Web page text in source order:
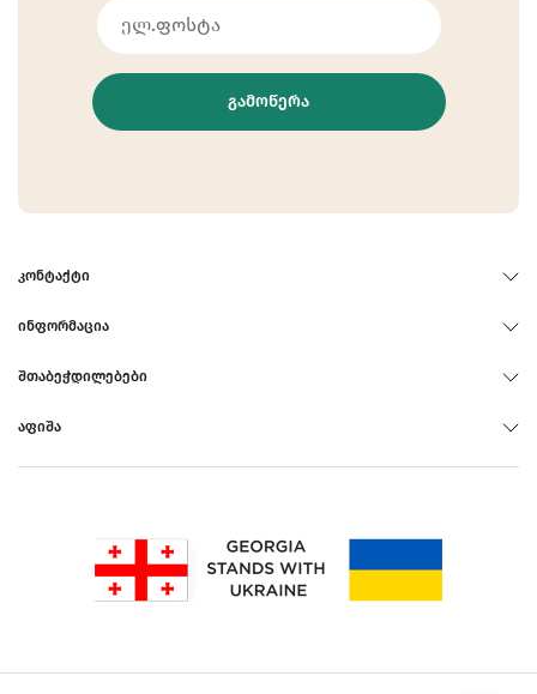
ᲒᲐᲛᲝᲬᲔᲠᲐ
ᲙᲝᲜᲢᲐᲥᲢᲘ
ᲘᲜᲤᲝᲠᲛᲐᲪᲘᲐ
ᲨᲗᲐᲑᲔᲭᲓᲘᲚᲔᲑᲔᲑᲘ
ᲐᲤᲘᲨᲐ